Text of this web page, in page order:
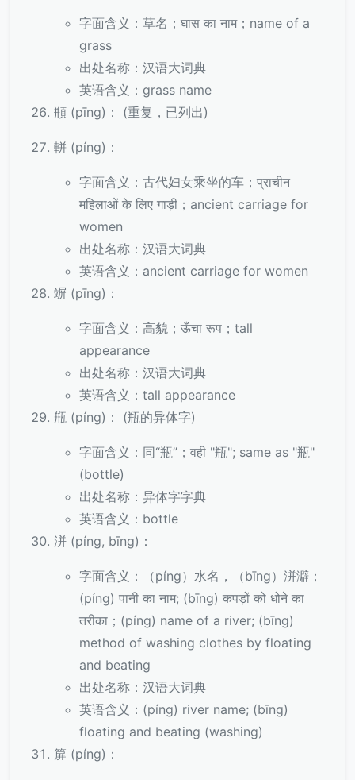
字面含义：草名；घास का नाम；name of a
grass
出处名称：汉语大词典
英语含义：grass name
頩 (pīng)： (重复，已列出)
軿 (píng)：
字面含义：古代妇女乘坐的车；प्राचीन
महिलाओं के लिए गाड़ी；ancient carriage for
women
出处名称：汉语大词典
英语含义：ancient carriage for women
竮 (pīng)：
字面含义：高貌；ऊँचा रूप；tall
appearance
出处名称：汉语大词典
英语含义：tall appearance
甁 (píng)： (瓶的异体字)
字面含义：同“瓶”；वही "瓶"; same as "瓶"
(bottle)
出处名称：异体字字典
英语含义：bottle
洴 (píng, bīng)：
字面含义：（píng）水名，（bīng）洴澼；
(píng) पानी का नाम; (bīng) कपड़ों को धोने का
तरीका；(píng) name of a river; (bīng)
method of washing clothes by floating
and beating
出处名称：汉语大词典
英语含义：(píng) river name; (bīng)
floating and beating (washing)
箳 (píng)：